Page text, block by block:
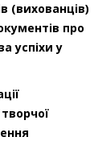
(вихованців)
про
успіхи у